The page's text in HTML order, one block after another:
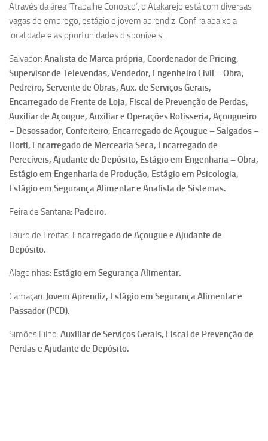
Através da área ‘Trabalhe Conosco’, o Atakarejo está com diversas
vagas de emprego, estágio e jovem aprendiz. Confira abaixo a
localidade e as oportunidades disponíveis.
Salvador: Analista de Marca própria, Coordenador de Pricing,
Supervisor de Televendas, Vendedor, Engenheiro Civil – Obra,
Pedreiro, Servente de Obras, Aux. de Serviços Gerais,
Encarregado de Frente de Loja, Fiscal de Prevenção de Perdas,
Auxiliar de Açougue, Auxiliar e Operações Rotisseria, Açougueiro
– Desossador, Confeiteiro, Encarregado de Açougue – Salgados –
Horti, Encarregado de Mercearia Seca, Encarregado de
Perecíveis, Ajudante de Depósito, Estágio em Engenharia – Obra,
Estágio em Engenharia de Produção, Estágio em Psicologia,
Estágio em Segurança Alimentar e Analista de Sistemas.
Feira de Santana: Padeiro.
Lauro de Freitas: Encarregado de Açougue e Ajudante de
Depósito.
Alagoinhas: Estágio em Segurança Alimentar.
Camaçari: Jovem Aprendiz, Estágio em Segurança Alimentar e
Passador (PCD).
Simões Filho: Auxiliar de Serviços Gerais, Fiscal de Prevenção de
Perdas e Ajudante de Depósito.